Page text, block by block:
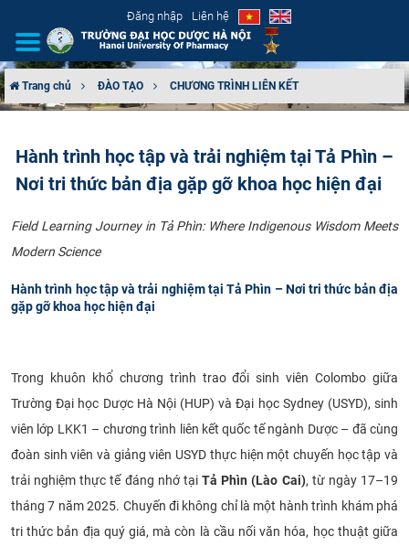
Đăng nhập Liên hệ
CƠ CẤU TỔ CHỨC
ĐÀO TẠO
ĐẢM BẢO CHẤT LƯỢNG
HTQT
CỰU NGƯỜI HỌC
Trang chủ ĐÀO TẠO CHƯƠNG TRÌNH LIÊN KẾT
Hành trình học tập và trải nghiệm tại Tả Phìn –
Nơi tri thức bản địa gặp gỡ khoa học hiện đại
Field Learning Journey in Tả Phìn: Where Indigenous Wisdom Meets
Modern Science
Hành trình học tập và trải nghiệm tại Tả Phìn – Nơi tri thức bản địa
gặp gỡ khoa học hiện đại
Trong khuôn khổ chương trình trao đổi sinh viên Colombo giữa
Trường Đại học Dược Hà Nội (HUP) và Đại học Sydney (USYD), sinh
viên lớp LKK1 – chương trình liên kết quốc tế ngành Dược – đã cùng
đoàn sinh viên và giảng viên USYD thực hiện một chuyến học tập và
trải nghiệm thực tế đáng nhớ tạiTả Phìn (Lào Cai), từ ngày 17–19
tháng 7 năm 2025. Chuyến đi không chỉ là một hành trình khám phá
tri thức bản địa quý giá, mà còn là cầu nối văn hóa, học thuật giữa